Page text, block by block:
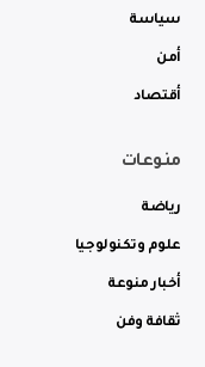
سياسة
أمن
أقتصاد
منوعات
رياضة
علوم وتكنولوجيا
أخبار منوعة
ثقافة وفن